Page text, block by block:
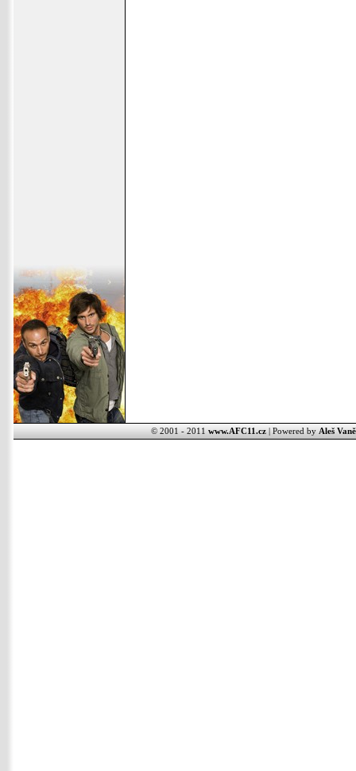
© 2001 - 2011 www.AFC11.cz| Powered by Aleš